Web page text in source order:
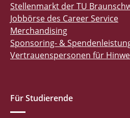
Stellenmarkt der TU
Jobbörse des Career Service
Merchandising
Sponsoring- &
Vertrauenspersonen für
Für Studierende